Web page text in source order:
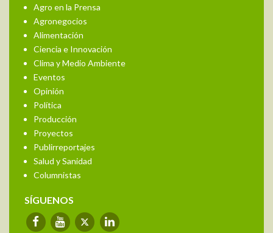
Agro en la Prensa
Agronegocios
Alimentación
Ciencia e Innovación
Clima y Medio Ambiente
Eventos
Opinión
Política
Producción
Proyectos
Publirreportajes
Salud y Sanidad
Columnistas
SÍGUENOS